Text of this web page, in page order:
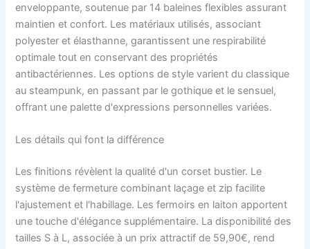
enveloppante, soutenue par 14 baleines flexibles assurant
maintien et confort. Les matériaux utilisés, associant
polyester et élasthanne, garantissent une respirabilité
optimale tout en conservant des propriétés
antibactériennes. Les options de style varient du classique
au steampunk, en passant par le gothique et le sensuel,
offrant une palette d'expressions personnelles variées.
Les détails qui font la différence
Les finitions révèlent la qualité d'un corset bustier. Le
système de fermeture combinant laçage et zip facilite
l'ajustement et l'habillage. Les fermoirs en laiton apportent
une touche d'élégance supplémentaire. La disponibilité des
tailles S à L, associée à un prix attractif de 59,90€, rend